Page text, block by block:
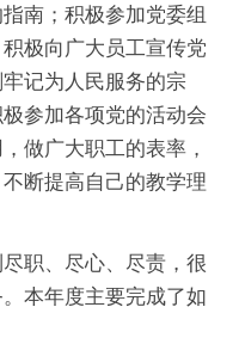
南；积极参加党委组
极向广大员工宣传党
记为人民服务的宗
参加各项党的活动会
做广大职工的表率，
断提高自己的教学理
职、尽心、尽责，很
本年度主要完成了如